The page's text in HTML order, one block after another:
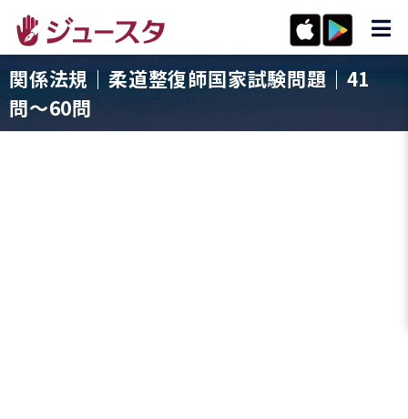
関係法規｜柔道整復師国家試験問題｜41
問〜60問